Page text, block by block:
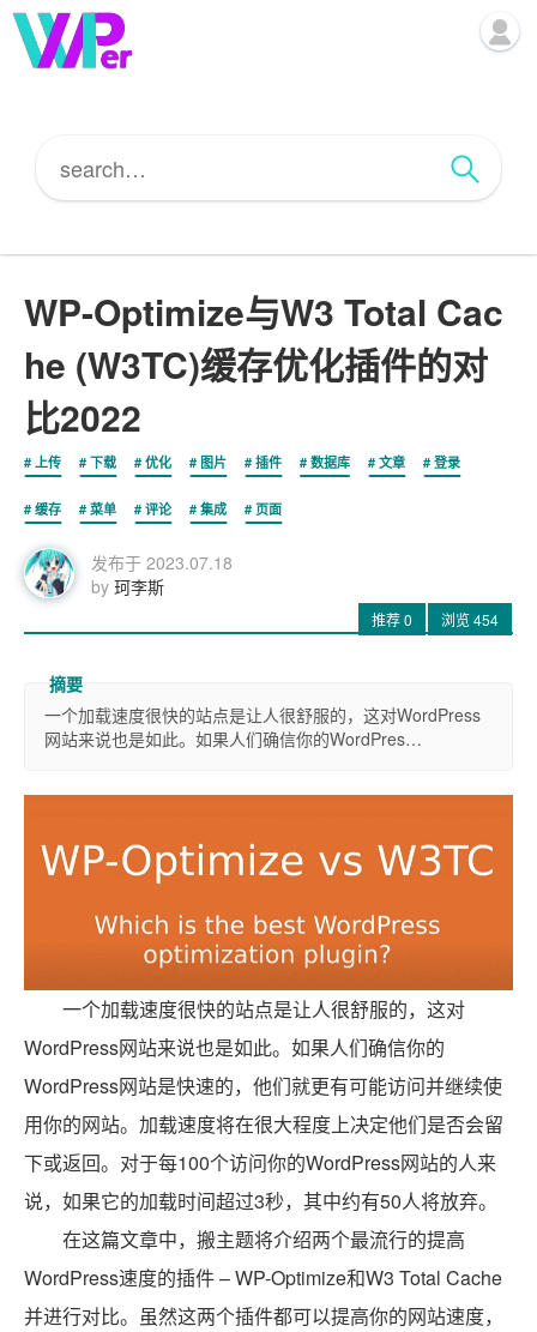
WP-Optimize与W3 Total Cac
he (W3TC)缓存优化插件的对
比2022
上传 下载 优化 图片 插件 数据库 文章 登录
缓存 菜单 评论 集成 页面
发布于 2023.07.18
by 珂李斯
推荐0 浏览454
一个加载速度很快的站点是让人很舒服的，这对WordPress
网站来说也是如此。如果人们确信你的WordPres…
一个加载速度很快的站点是让人很舒服的，这对
WordPress网站来说也是如此。如果人们确信你的
WordPress网站是快速的，他们就更有可能访问并继续使
用你的网站。加载速度将在很大程度上决定他们是否会留
下或返回。对于每100个访问你的WordPress网站的人来
说，如果它的加载时间超过3秒，其中约有50人将放弃。
在这篇文章中，搬主题将介绍两个最流行的提高
WordPress速度的插件 – WP-Optimize和W3 Total Cache
并进行对比。虽然这两个插件都可以提高你的网站速度，